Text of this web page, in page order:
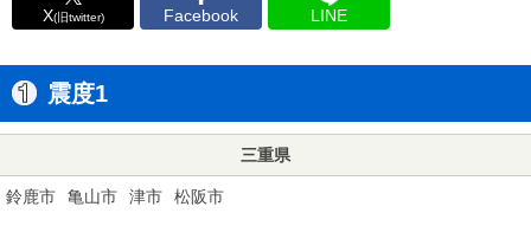
X(旧twitter) Facebook LINE
震度1
三重県
鈴鹿市 亀山市 津市 松阪市